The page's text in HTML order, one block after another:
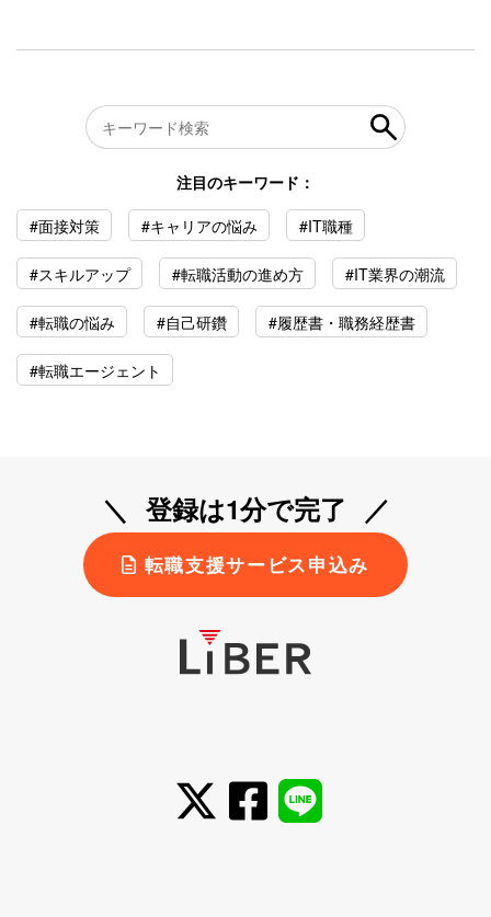
注目のキーワード：
#面接対策
#キャリアの悩み #IT職種
#スキルアップ #転職活動の進め方 #IT業界の潮流
#転職の悩み #自己研鑽 #履歴書・職務経歴書
#転職エージェント
登録は1分で完了
転職支援サービス申込み